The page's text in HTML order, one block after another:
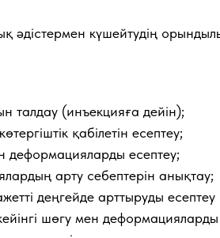
әдістермен күшейтудің
талдау (инъекцияға дейін);
қабілетін есептеу;
деформацияларды есептеу;
арту себептерін анықтау;
деңгейде арттыруды
шөгу мен